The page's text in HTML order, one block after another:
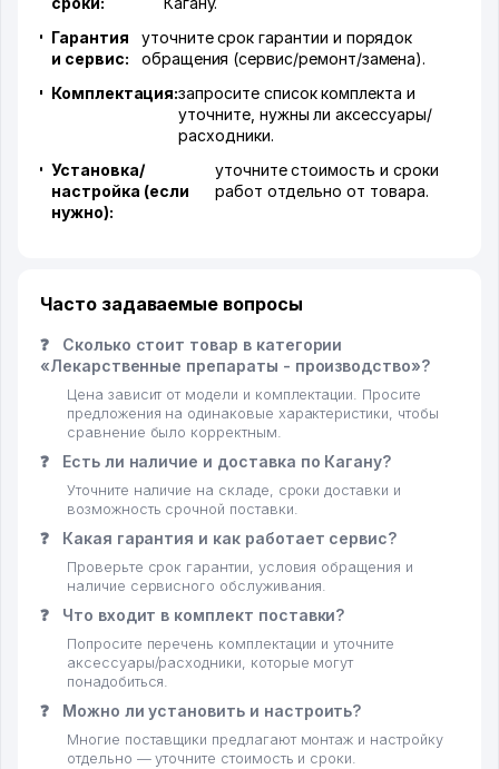
Гарантия
и сервис:
уточните срок гарантии и порядок
обращения (сервис/ремонт/замена).
Комплектация:запросите список комплекта и
уточните, нужны ли аксессуары/
расходники.
Установка/
настройка (если
нужно):
уточните стоимость и сроки
работ отдельно от товара.
Часто задаваемые вопросы
❓
Сколько стоит товар в категории
«Лекарственные препараты - производство»?
Цена зависит от модели и комплектации. Просите
предложения на одинаковые характеристики, чтобы
сравнение было корректным.
❓ Есть ли наличие и доставка по Кагану?
Уточните наличие на складе, сроки доставки и
возможность срочной поставки.
❓ Какая гарантия и как работает сервис?
Проверьте срок гарантии, условия обращения и
наличие сервисного обслуживания.
❓ Что входит в комплект поставки?
Попросите перечень комплектации и уточните
аксессуары/расходники, которые могут
понадобиться.
❓ Можно ли установить и настроить?
Многие поставщики предлагают монтаж и настройку
отдельно — уточните стоимость и сроки.